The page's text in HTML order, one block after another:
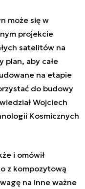
może się w
projekcie
satelitów na
plan, aby całe
na etapie
do budowy
Wojciech
Kosmicznych
i omówił
z kompozytową
na inne ważne